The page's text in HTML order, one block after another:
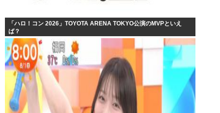
「ハロ！コン 2026」TOYOTA ARENA TOKYO公演のMVPといえ
ば？